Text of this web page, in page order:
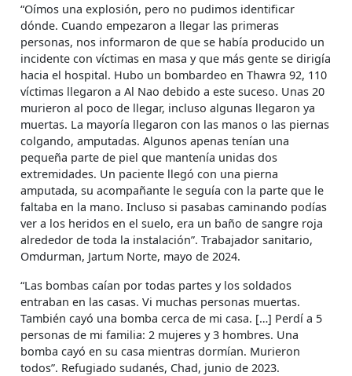
“Oímos una explosión, pero no pudimos identificar
dónde. Cuando empezaron a llegar las primeras
personas, nos informaron de que se había producido un
incidente con víctimas en masa y que más gente se dirigía
hacia el hospital. Hubo un bombardeo en Thawra 92, 110
víctimas llegaron a Al Nao debido a este suceso. Unas 20
murieron al poco de llegar, incluso algunas llegaron ya
muertas. La mayoría llegaron con las manos o las piernas
colgando, amputadas. Algunos apenas tenían una
pequeña parte de piel que mantenía unidas dos
extremidades. Un paciente llegó con una pierna
amputada, su acompañante le seguía con la parte que le
faltaba en la mano. Incluso si pasabas caminando podías
ver a los heridos en el suelo, era un baño de sangre roja
alrededor de toda la instalación”. Trabajador sanitario,
Omdurman, Jartum Norte, mayo de 2024.
“Las bombas caían por todas partes y los soldados
entraban en las casas. Vi muchas personas muertas.
También cayó una bomba cerca de mi casa. […] Perdí a 5
personas de mi familia: 2 mujeres y 3 hombres. Una
bomba cayó en su casa mientras dormían. Murieron
todos”. Refugiado sudanés, Chad, junio de 2023.